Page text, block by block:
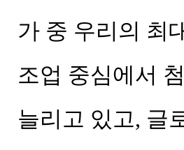
가 중 우리의 최
조업 중심에서
늘리고 있고, 글